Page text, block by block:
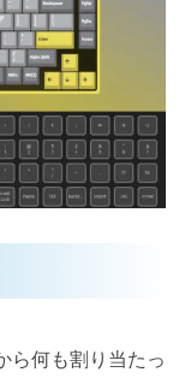
ら何も割り当たっ